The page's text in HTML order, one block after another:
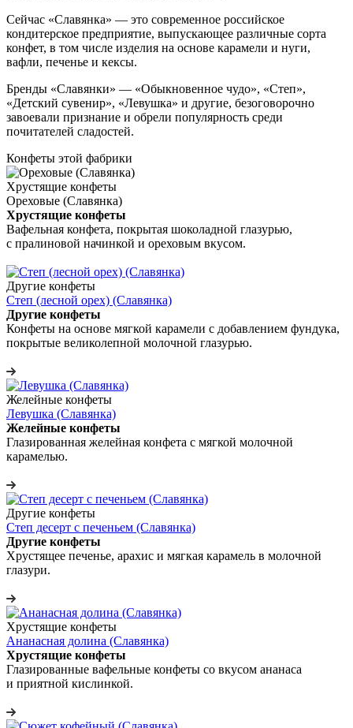
Сейчас «Славянка» — это современное российское
кондитерское предприятие, выпускающее различные сорта
конфет, в том числе изделия на основе карамели и нуги,
вафли, печенье и кексы.
Бренды «Славянки» — «Обыкновенное чудо», «Степ»,
«Детский сувенир», «Левушка» и другие, безоговорочно
завоевали признание и обрели популярность среди
почитателей сладостей.
Конфеты этой фабрики
Хрустящие конфеты
Ореховые (Славянка)
Хрустящие конфеты
Вафельная конфета, покрытая шоколадной глазурью,
с пралиновой начинкой и ореховым вкусом.
Другие конфеты
Степ (лесной орех) (Славянка)
Другие конфеты
Конфеты на основе мягкой карамели с добавлением фундука,
покрытые великолепной молочной глазурью.
Желейные конфеты
Левушка (Славянка)
Желейные конфеты
Глазированная желейная конфета с мягкой молочной
карамелью.
Другие конфеты
Степ десерт с печеньем (Славянка)
Другие конфеты
Хрустящее печенье, арахис и мягкая карамель в молочной
глазури.
Хрустящие конфеты
Ананасная долина (Славянка)
Хрустящие конфеты
Глазированные вафельные конфеты со вкусом ананаса
и приятной кислинкой.